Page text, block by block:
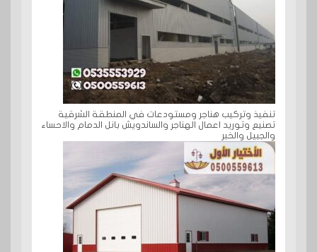
تنفيذ وتركيب هناجر ومستودعات في المنطقة الشرقية
تصنيع وتوريد اعمال الهناجر والساندويش بانل الدمام والاحساء
والجبيل والخبر